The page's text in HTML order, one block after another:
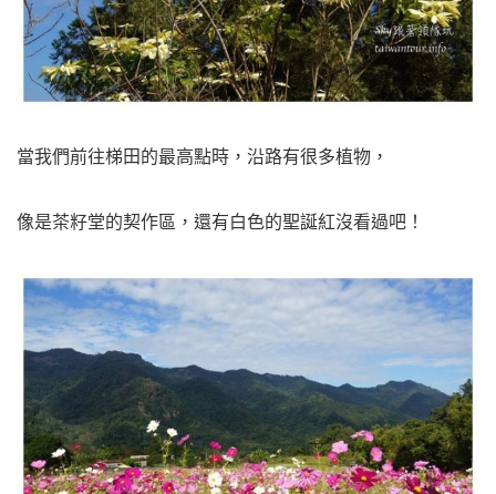
當我們前往梯田的最高點時，沿路有很多植物，
像是茶籽堂的契作區，還有白色的聖誕紅沒看過吧！